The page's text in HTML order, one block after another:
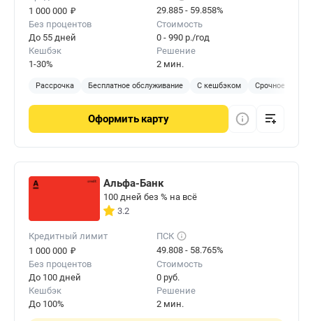
1 000 000 ₽
29.885 - 59.858%
Без процентов
До 55 дней
Стоимость
0 - 990 р./год
Кешбэк
1-30%
Решение
2 мин.
Рассрочка Бесплатное обслуживание С кешбэком Срочное
Оформить карту
Альфа-Банк
100 дней без % на всё
3.2
Кредитный лимит
1 000 000 ₽
ПСК
49.808 - 58.765%
Без процентов
До 100 дней
Стоимость
0 руб.
Кешбэк
До 100%
Решение
2 мин.